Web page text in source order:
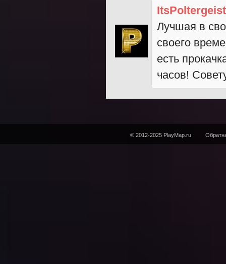
ItsPoltergeist
Лучшая в
своего
есть
часов!
© 2012-2025 PlayMap.ru